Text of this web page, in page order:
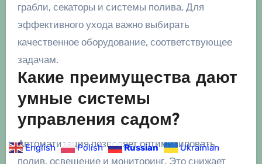
грабли, секаторы и системы полива. Для
эффективного ухода важно выбирать
качественное оборудование, соответствующее
задачам.
Какие преимущества дают
умные системы
управления садом?
Автоматизация позволяет оптимизировать
полив, освещение и мониторинг. Это снижает
English Polish Russian Ukrainian